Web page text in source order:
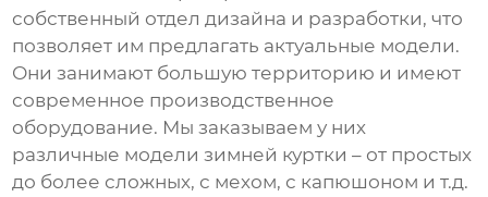
собственный отдел дизайна и разработки, что
позволяет им предлагать актуальные модели.
Они занимают большую территорию и имеют
современное производственное
оборудование. Мы заказываем у них
различные моделизимней куртки – от простых
до более сложных, с мехом, с капюшоном и т.д.